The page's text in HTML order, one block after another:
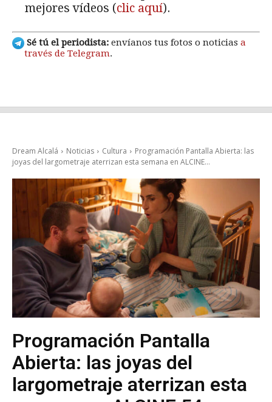
mejores vídeos (clic aquí).
Sé tú el periodista: envíanos tus fotos o noticias a
través de Telegram.